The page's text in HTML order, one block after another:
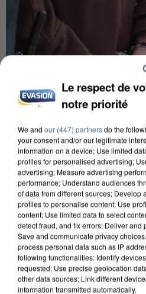
L’UN DES FONDATEURS
MAFIA INTERPELLÉ EN
Le respect de
notre priorité
We and our (447) partnersdo the
your consent and/or our legitimate
information on a device; Use limited
profiles for personalised advertising;
advertising; Measure advertising
performance; Understand audiences
of data from different sources; Develop
profiles to personalise content; Use
content; Use limited data to select
detect fraud, and fix errors; Deliver
Save and communicate privacy
process personal data such as IP
following functionalities: Identify
requested; Use precise geolocation
other data sources; Link different
information transmitted automatically.